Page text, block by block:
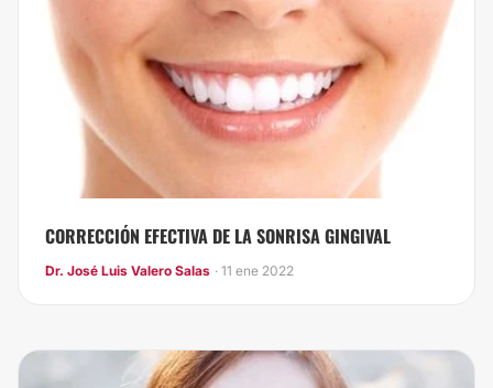
CORRECCIÓN EFECTIVA DE LA SONRISA GINGIVAL
Dr. José Luis Valero Salas · 11 ene 2022